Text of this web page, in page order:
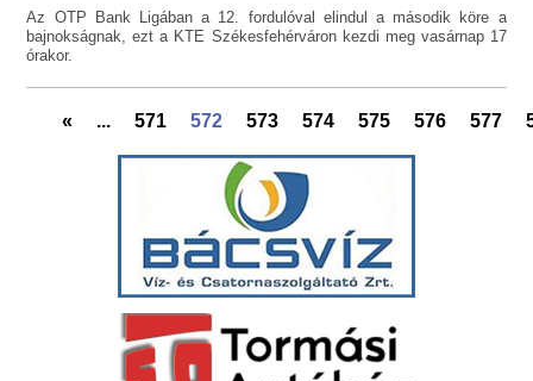
Az OTP Bank Ligában a 12. fordulóval elindul a második köre a
bajnokságnak, ezt a KTE Székesfehérváron kezdi meg vasárnap 17
órakor.
« ... 571 572 573 574 575 576 577